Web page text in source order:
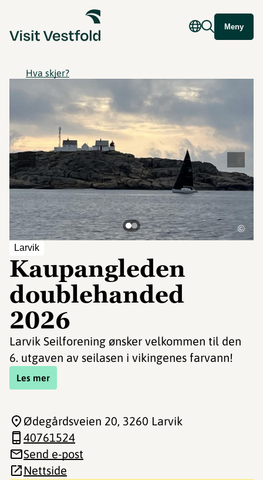
Meny
Hva skjer?
Larvik
Kaupangleden
doublehanded
2026
Larvik Seilforening ønsker velkommen til den
6. utgaven av seilasen i vikingenes farvann!
Les mer
©
Ødegårdsveien 20, 3260 Larvik
40761524
Send e-post
Nettside